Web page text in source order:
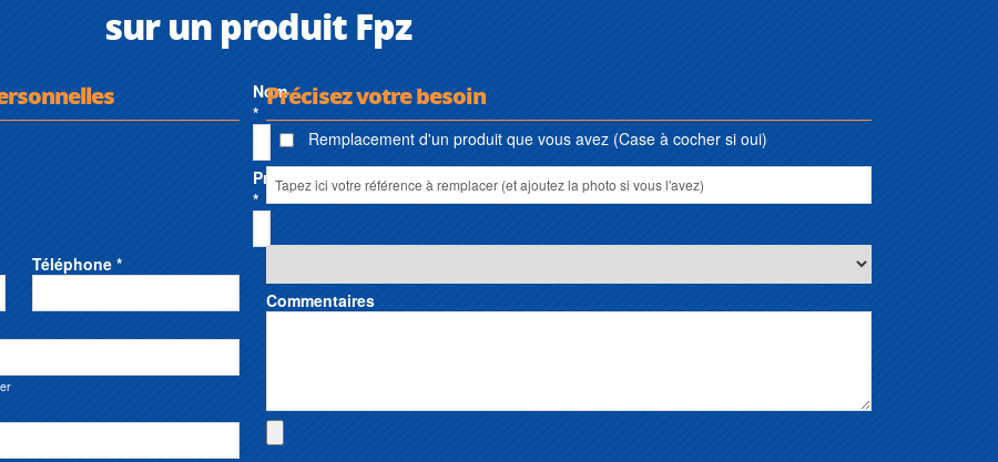
sur un produit Fpz
Nom
*
Prénom
*
Téléphone *
Précisez votre besoin
Remplacement d'un produit que vous avez (Case à cocher si oui)
Commentaires